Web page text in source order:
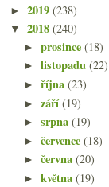
► 2019 (238)
▼ 2018 (240)
►prosince(18)
►listopadu(22)
►října(23)
►září(19)
►srpna(19)
►července(18)
►června(20)
►května(19)